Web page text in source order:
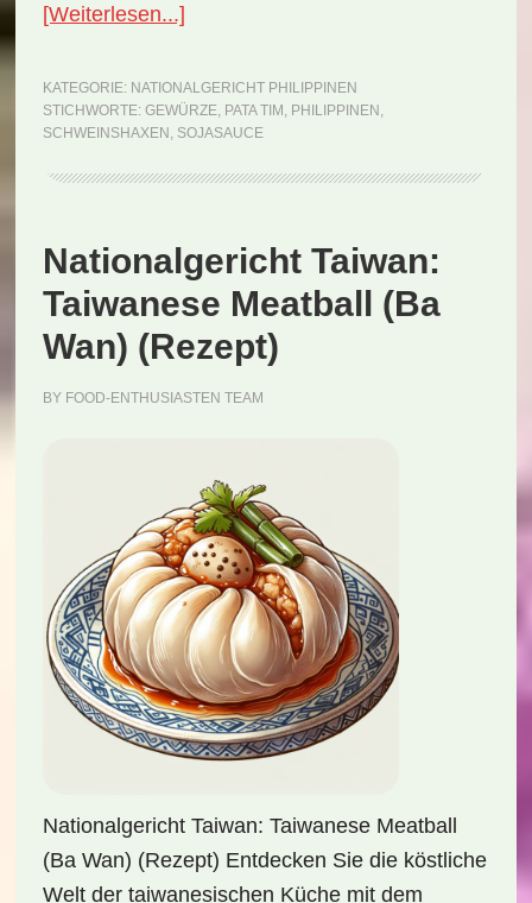
[Weiterlesen...]ÜberNationalgericht
Pata
Tim
KATEGORIE: NATIONALGERICHT PHILIPPINEN
STICHWORTE: GEWÜRZE, PATA TIM , PHILIPPINEN ,
SCHWEINSHAXEN , SOJASAUCE
Nationalgericht Taiwan:
Taiwanese Meatball (Ba
Wan) (Rezept)
BY FOOD-ENTHUSIASTEN TEAM
Nationalgericht Taiwan: Taiwanese Meatball
(Ba Wan) (Rezept) Entdecken Sie die köstliche
Welt der taiwanesischen Küche mit dem